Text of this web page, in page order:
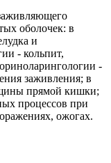
оболочек: в
и
- кольпит,
-
заживления; в
прямой кишки;
процессов при
ожогах.